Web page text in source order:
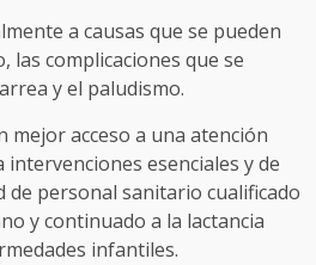
a causas que se pueden
complicaciones que se
y el paludismo.
mejor acceso a una atención
esenciales y de
de personal sanitario cualificado
y continuado a la lactancia
infantiles.